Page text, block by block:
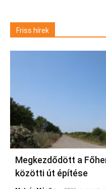
Friss hírek
Megkezdődött a
közötti út építése